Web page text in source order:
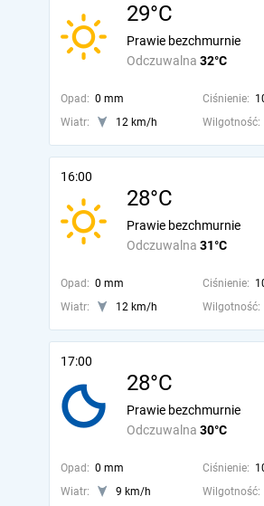
29°C
Odczuwalna 32°C
Prawie bezchmurnie
Opad: 0 mm Ciśnienie:
Wiatr:
12 km/h Wilgotność:
16:00
28°C
Odczuwalna 31°C
Prawie bezchmurnie
Opad: 0 mm Ciśnienie:
Wiatr:
12 km/h Wilgotność:
17:00
28°C
Odczuwalna 30°C
Prawie bezchmurnie
Opad: 0 mm Ciśnienie:
Wiatr:
9 km/h Wilgotność: